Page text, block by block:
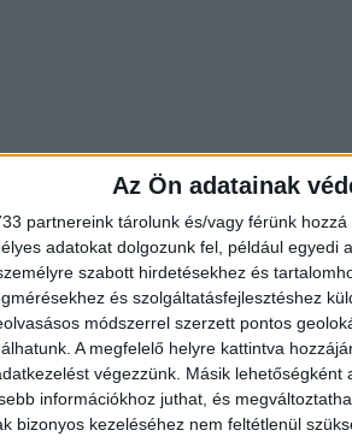
Az Ön adatainak
partnereink tárolunk és/vagy férünk
adatokat dolgozunk fel, például
szabott hirdetésekhez és
és szolgáltatásfejlesztéshez
módszerrel szerzett pontos
A megfelelő helyre kattintva
végezzünk. Másik
információkhoz juthat, és
bizonyos kezeléséhez nem feltétlenül